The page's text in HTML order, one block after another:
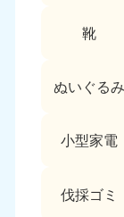
靴
ぬいぐるみ
小型家電
伐採ゴミ
050-
静岡県
9:00〜19:00
050-